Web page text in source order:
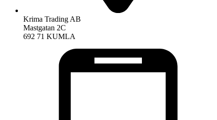
Krima Trading AB
Mastgatan 2C
692 71 KUMLA